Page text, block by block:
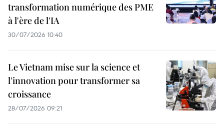
transformation numérique des PME
à l'ère de l'IA
30/07/2026 10:40
Le Vietnam mise sur la science et
l'innovation pour transformer sa
croissance
28/07/2026 09:21